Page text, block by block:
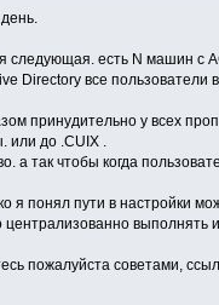
следующая. есть N машин с
Directory все пользователи
принудительно у всех
или до .CUIX .
а так чтобы когда
я понял пути в настройки
централизованно выполнять
пожалуйста советами,